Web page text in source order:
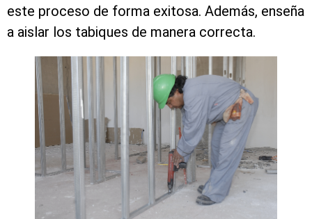
este proceso de forma exitosa. Además, enseña
a aislar los tabiques de manera correcta.